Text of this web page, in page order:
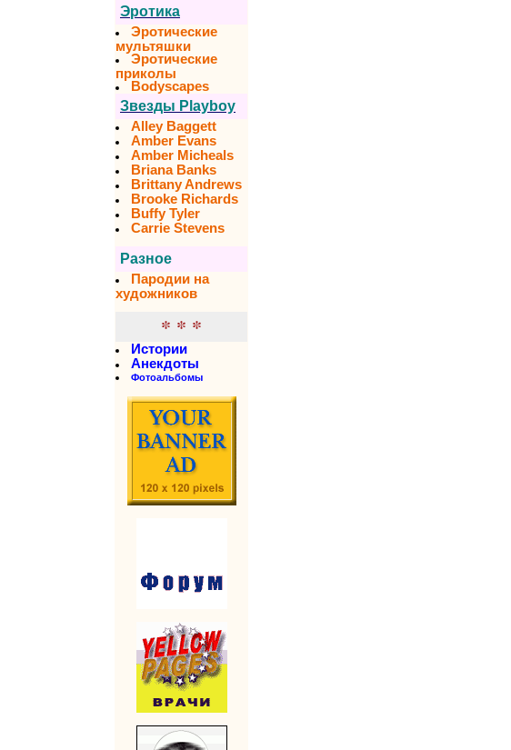
Эротика
Эротические
мультяшки
Эротические
приколы
Bodyscapes
Звезды Playboy
Alley Baggett
Amber Evans
Amber Micheals
Briana Banks
Brittany Andrews
Brooke Richards
Buffy Tyler
Carrie Stevens
Разное
Пародии на
художников
* * *
Истории
Анекдоты
Фотоальбомы